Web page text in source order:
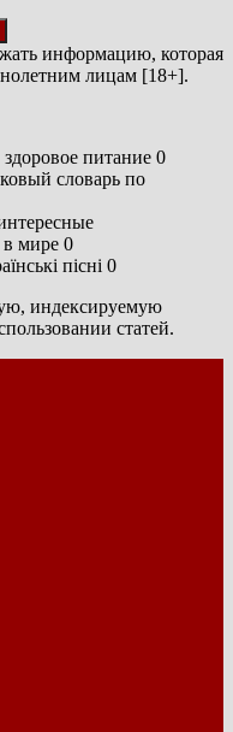
информацию, которая
лицам [18+].
питание 0
словарь по
в мире 0
пісні 0
индексируемую
статей.